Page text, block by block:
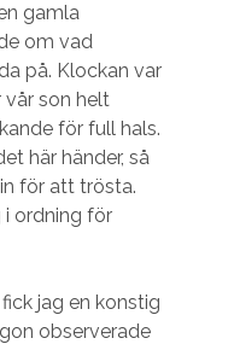
gamla
om vad
på. Klockan var
vår son helt
för full hals.
här händer, så
för att trösta.
i ordning för
jag en konstig
observerade